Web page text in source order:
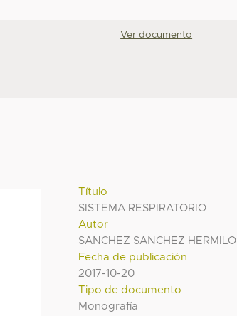
Ver documento
Título
SISTEMA RESPIRATORIO
Autor
SANCHEZ SANCHEZ HERMILO
Fecha de publicación
2017-10-20
Tipo de documento
Monografía